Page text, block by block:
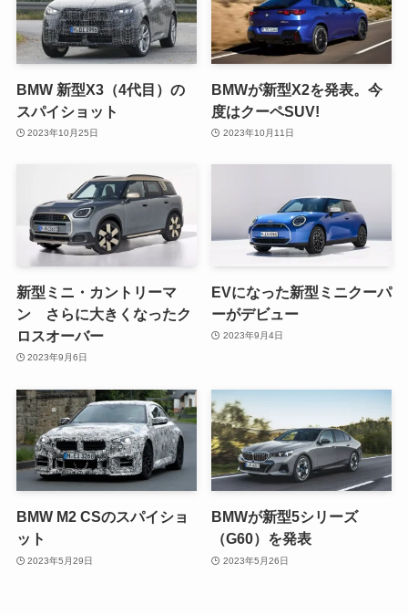
BMW 新型X3（4代目）の
スパイショット
2023年10月25日
BMWが新型X2を発表。今
度はクーペSUV!
2023年10月11日
新型ミニ・カントリーマ
ン さらに大きくなったク
ロスオーバー
2023年9月6日
EVになった新型ミニクーパ
ーがデビュー
2023年9月4日
BMW M2 CSのスパイショ
ット
2023年5月29日
BMWが新型5シリーズ
（G60）を発表
2023年5月26日